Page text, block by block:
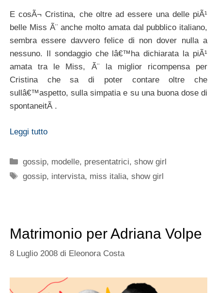
E cosÃ¬ Cristina, che oltre ad essere una delle piÃ¹
belle Miss Ã¨ anche molto amata dal pubblico italiano,
sembra essere davvero felice di non dover nulla a
nessuno. Il sondaggio che lâ€™ha dichiarata la piÃ¹
amata tra le Miss, Ã¨ la miglior ricompensa per
Cristina che sa di poter contare oltre che
sullâ€™aspetto, sulla simpatia e su una buona dose di
spontaneitÃ .
Leggi tutto
Categorie
gossip, modelle, presentatrici,show girl
Tag
gossip, intervista, miss italia,show girl
Matrimonio per Adriana Volpe
8 Luglio 2008 di Eleonora Costa